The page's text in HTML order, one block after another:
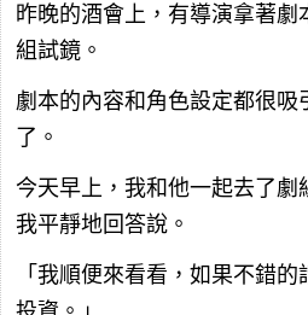
昨晚的酒會上，有導演拿著劇
組試鏡。
劇本的內容和角色設定都很吸
了。
今天早上，我和他一起去了劇
我平靜地回答說。
「我順便來看看，如果不錯